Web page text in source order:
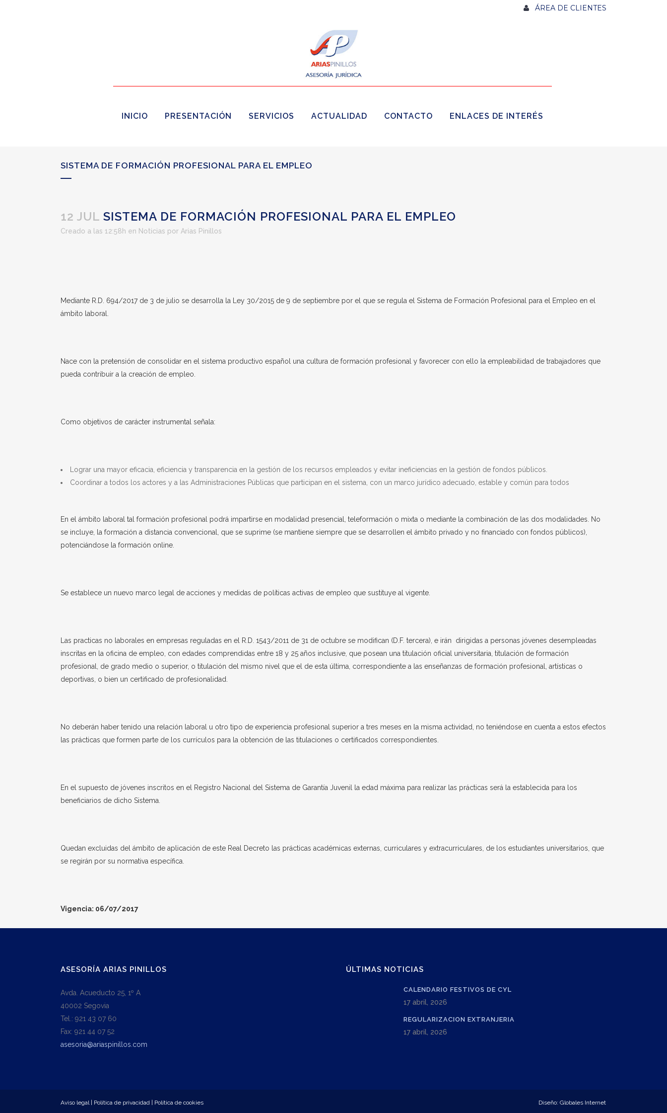
ÁREA DE CLIENTES
INICIO PRESENTACIÓN SERVICIOS ACTUALIDAD CONTACTO ENLACES DE INTERÉS
SISTEMA DE FORMACIÓN PROFESIONAL PARA EL EMPLEO
12 JUL SISTEMA DE FORMACIÓN PROFESIONAL PARA EL EMPLEO
Creado a las 12:58h en Noticias por Arias Pinillos
Mediante R.D. 694/2017 de 3 de julio se desarrolla la Ley 30/2015 de 9 de septiembre por el que se regula el Sistema de Formación Profesional para el Empleo en el
ámbito laboral.
Nace con la pretensión de consolidar en el sistema productivo español una cultura de formación profesional y favorecer con ello la empleabilidad de trabajadores que
pueda contribuir a la creación de empleo.
Como objetivos de carácter instrumental señala:
Lograr una mayor eficacia, eficiencia y transparencia en la gestión de los recursos empleados y evitar ineficiencias en la gestión de fondos públicos.
Coordinar a todos los actores y a las Administraciones Públicas que participan en el sistema, con un marco jurídico adecuado, estable y común para todos
En el ámbito laboral tal formación profesional podrá impartirse en modalidad presencial, teleformación o mixta o mediante la combinación de las dos modalidades. No
se incluye, la formación a distancia convencional, que se suprime (se mantiene siempre que se desarrollen el ámbito privado y no financiado con fondos públicos),
potenciándose la formación online.
Se establece un nuevo marco legal de acciones y medidas de políticas activas de empleo que sustituye al vigente.
Las practicas no laborales en empresas reguladas en el R.D. 1543/2011 de 31 de octubre se modifican (D.F. tercera), e irán dirigidas a personas jóvenes desempleadas
inscritas en la oficina de empleo, con edades comprendidas entre 18 y 25 años inclusive, que posean una titulación oficial universitaria, titulación de formación
profesional, de grado medio o superior, o titulación del mismo nivel que el de esta última, correspondiente a las enseñanzas de formación profesional, artísticas o
deportivas, o bien un certificado de profesionalidad.
No deberán haber tenido una relación laboral u otro tipo de experiencia profesional superior a tres meses en la misma actividad, no teniéndose en cuenta a estos efectos
las prácticas que formen parte de los currículos para la obtención de las titulaciones o certificados correspondientes.
En el supuesto de jóvenes inscritos en el Registro Nacional del Sistema de Garantía Juvenil la edad máxima para realizar las prácticas será la establecida para los
beneficiarios de dicho Sistema.
Quedan excluidas del ámbito de aplicación de este Real Decreto las prácticas académicas externas, curriculares y extracurriculares, de los estudiantes universitarios, que
se regirán por su normativa específica.
Vigencia: 06/07/2017
ASESORÍA ARIAS PINILLOS
Avda. Acueducto 25, 1º A
40002 Segovia
Tel.: 921 43 07 60
Fax: 921 44 07 52
asesoria@ariaspinillos.com
ÚLTIMAS NOTICIAS
CALENDARIO FESTIVOS DE CYL
17 abril, 2026
REGULARIZACION EXTRANJERIA
17 abril, 2026
Aviso legal| Política de privacidad Política de cookies Diseño: Globales Internet